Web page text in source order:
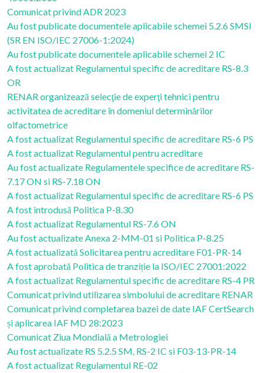
Comunicat privind ADR 2023
Au fost publicate documentele aplicabile schemei 5.2.6 SMSI
(SR EN ISO/IEC 27006-1:2024)
Au fost publicate documentele aplicabile schemei 2 IC
A fost actualizat Regulamentul specific de acreditare RS-8.3
OR
RENAR organizează selecţie de experţi tehnici pentru
activitatea de acreditare în domeniul determinărilor
olfactometrice
A fost actualizat Regulamentul specific de acreditare RS-6 PS
A fost actualizat Regulamentul pentru acreditare
Au fost actualizate Regulamentele specifice de acreditare RS-
7.17 ON si RS-7.18 ON
A fost actualizat Regulamentul specific de acreditare RS-6 PS
A fost introdusă Politica P-8.30
A fost actualizat Regulamentul RS-7.6 ON
Au fost actualizate Anexa 2-MM-01 si Politica P-8.25
A fost actualizată Solicitarea pentru acreditare F01-PR-14
A fost aprobată Politica de tranziție la ISO/IEC 27001:2022
A fost actualizat Regulamentul specific de acreditare RS-4 PR
Comunicat privind utilizarea simbolului de acreditare RENAR
Comunicat privind completarea bazei de date IAF CertSearch
și aplicarea IAF MD 28:2023
Comunicat Ziua Mondială a Metrologiei
Au fost actualizate RS 5.2.5 SM, RS-2 IC si F03-13-PR-14
A fost actualizat Regulamentul RE-02